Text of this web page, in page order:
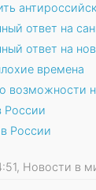
ответ на
ответ на
времена
возможности
России
России
Новости в